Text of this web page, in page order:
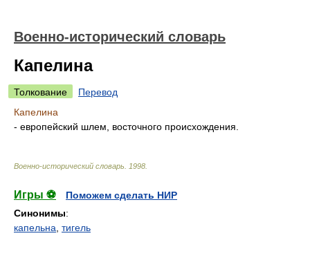
Военно-исторический словарь
Капелина
Толкование
Перевод
Капелина
- европейский шлем, восточного происхождения.
Военно-исторический словарь 1998
Игры ⚽
Поможем сделать НИР
Синонимы:
капельна тигель